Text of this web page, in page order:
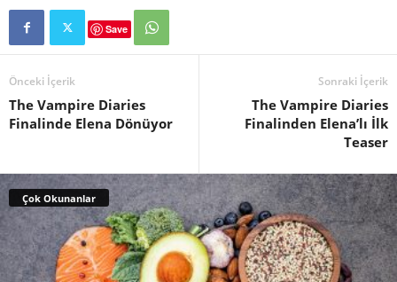
Save
Önceki İçerik
The Vampire Diaries
Finalinde Elena Dönüyor
Sonraki İçerik
The Vampire Diaries
Finalinden Elena’lı İlk
Teaser
Çok Okunanlar